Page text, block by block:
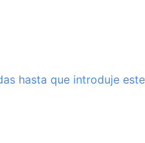
hasta que introduje